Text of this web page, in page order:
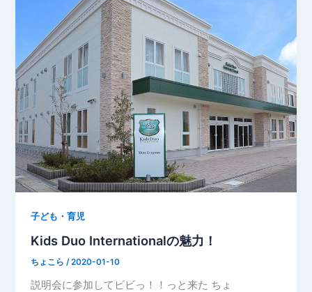
子ども・育児
Kids Duo Internationalの魅力！
ちょこら/2020-01-10
説明会に参加してビビっ！！っと来た ちょ